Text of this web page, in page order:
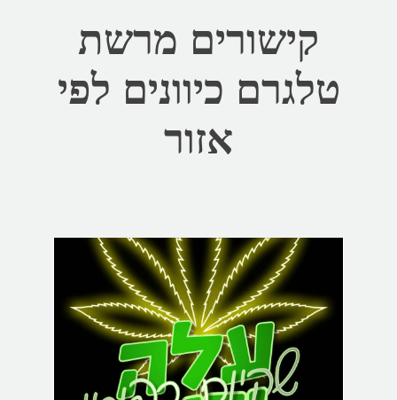
קישורים מרשת
טלגרם כיוונים לפי
אזור